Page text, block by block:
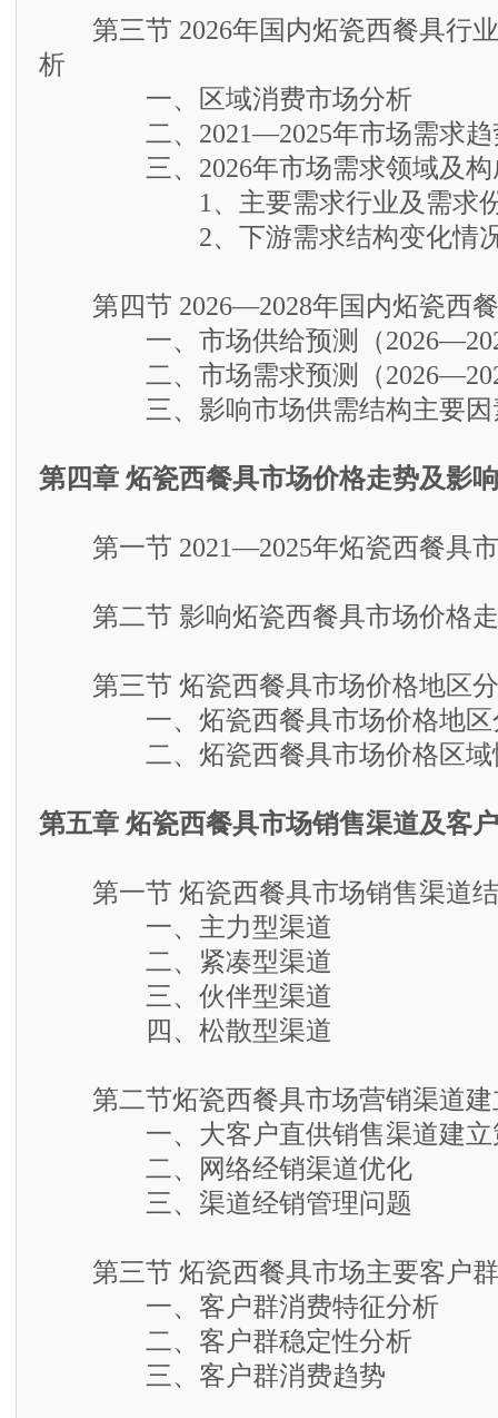
第三节 2026年国内炻瓷西餐具行业
析
一、区域消费市场分析
二、2021—2025年市场需求趋势
三、2026年市场需求领域及构
1、主要需求行业及需求份
2、下游需求结构变化情况
第四节 2026—2028年国内炻瓷西餐
一、市场供给预测（
二、市场需求预测（
三、影响市场供需结构主要因
第四章 炻瓷西餐具市场价格走势及影
第一节 2021—2025年炻瓷西餐具市
第二节 影响炻瓷西餐具市场价格走
第三节 炻瓷西餐具市场价格地区分
一、炻瓷西餐具市场价格地区
二、炻瓷西餐具市场价格区域
第五章 炻瓷西餐具市场销售渠道及客
第一节 炻瓷西餐具市场销售渠道
一、主力型渠道
二、紧凑型渠道
三、伙伴型渠道
四、松散型渠道
第二节炻瓷西餐具市场营销渠道建
一、大客户直供销售渠道建立
二、网络经销渠道优化
三、渠道经销管理问题
第三节 炻瓷西餐具市场主要客户
一、客户群消费特征分析
二、客户群稳定性分析
三、客户群消费趋势